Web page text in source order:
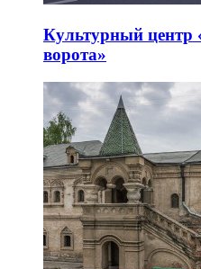
Культурный центр
ворота»